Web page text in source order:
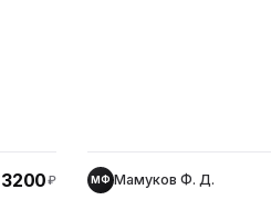
3200₽ МФ Мамуков Ф. Д.